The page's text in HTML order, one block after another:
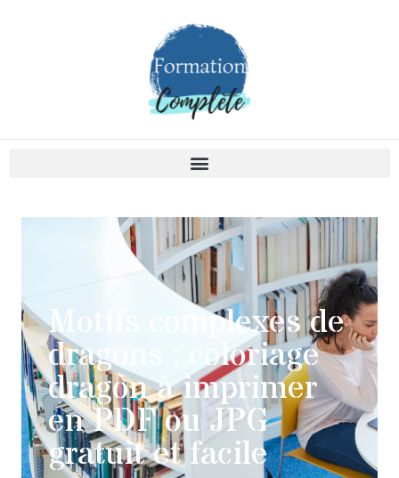
Motifs complexes de
dragons : coloriage
dragon à imprimer
en PDF ou JPG
gratuit et facile